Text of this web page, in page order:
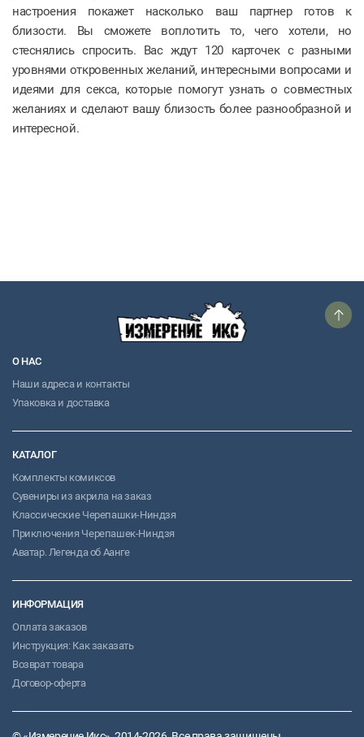
настроения покажет насколько ваш партнер готов к
близости. Вы сможете воплотить то, чего хотели, но
стеснялись спросить. Вас ждут 120 карточек с разными
уровнями откровенных желаний, интересными вопросами и
идеями для секса, которые помогут узнать о совместных
желаниях и сделают вашу близость более разнообразной и
интересной.
О НАС
Наши адреса и контакты
Упаковка и доставка
КАТАЛОГ
Комплекты комиксов
Сувениры из акрила на заказ
Классические Черепашки-Ниндзя
Приключения Черепашек-Ниндзя
Аватар. Легенда об Аанге
ИНФОРМАЦИЯ
Оплата заказов
Инструкция: Как заказать
Возврат товара
Договор-оферта